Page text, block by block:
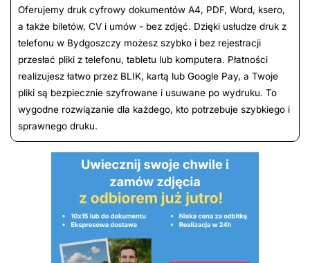
Oferujemy druk cyfrowy dokumentów A4, PDF, Word, ksero,
a także biletów, CV i umów - bez zdjęć. Dzięki usłudze druk z
telefonu w Bydgoszczy możesz szybko i bez rejestracji
przesłać pliki z telefonu, tabletu lub komputera. Płatności
realizujesz łatwo przez BLIK, kartą lub Google Pay, a Twoje
pliki są bezpiecznie szyfrowane i usuwane po wydruku. To
wygodne rozwiązanie dla każdego, kto potrzebuje szybkiego i
sprawnego druku.